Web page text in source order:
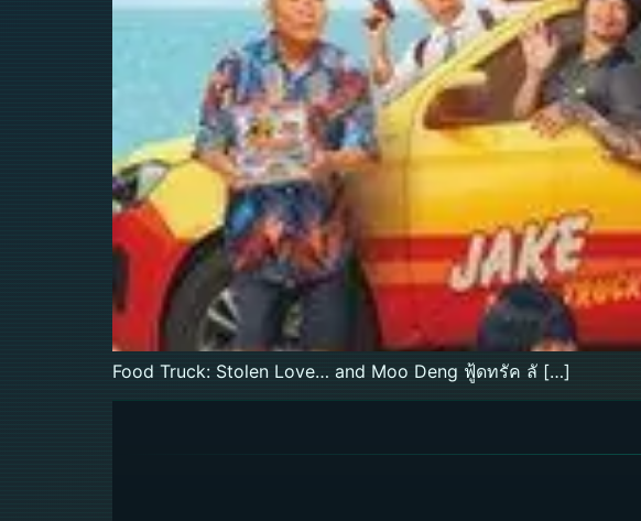
Food Truck: Stolen Love… and Moo Deng ฟู้ดทรัค ลั […]